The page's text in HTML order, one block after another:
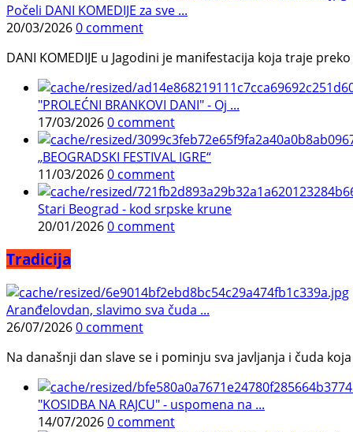
Počeli DANI KOMEDIJE za sve ...
20/03/20260 comment
DANI KOMEDIJE u Jagodini je manifestacija koja traje
"PROLEĆNI BRANKOVI DANI" - Oj ...
17/03/20260 comment
„BEOGRADSKI FESTIVAL IGRE“
11/03/20260 comment
Stari Beograd - kod srpske krune
20/01/20260 comment
Tradicija
Aranđelovdan, slavimo sva čuda ...
26/07/20260 comment
Na današnji dan slave se i pominju sva javljanja i čuda
"KOSIDBA NA RAJCU" - uspomena na ...
14/07/20260 comment